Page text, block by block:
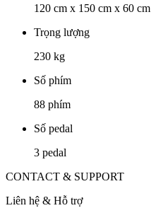
120 cm x 150 cm x 60 cm
Trọng lượng
230 kg
Số phím
88 phím
Số pedal
3 pedal
CONTACT & SUPPORT
Liên hệ & Hỗ trợ